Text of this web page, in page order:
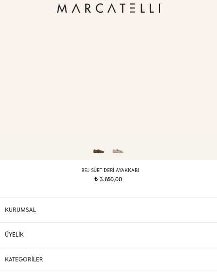
BEJ SÜET DERI AYAKKABI
t3.850,00
KURUMSAL
ÜYELİK
KATEGORİLER